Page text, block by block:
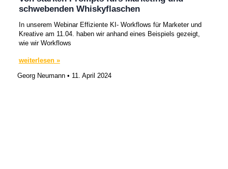
schwebenden Whiskyflaschen
In unserem Webinar Effiziente KI- Workflows für Marketer und
Kreative am 11.04. haben wir anhand eines Beispiels gezeigt,
wie wir Workflows
weiterlesen »
Georg Neumann
11. April 2024